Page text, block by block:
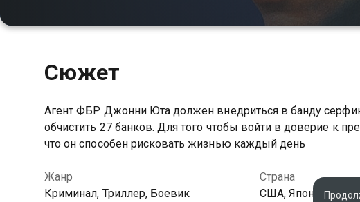
Сюжет
Агент ФБР Джонни Юта должен внедриться в банду
обчистить 27 банков. Для того чтобы войти в доверие к
что он способен рисковать жизнью каждый день
Жанр
Криминал, Триллер, Боевик
Страна
США, Япония